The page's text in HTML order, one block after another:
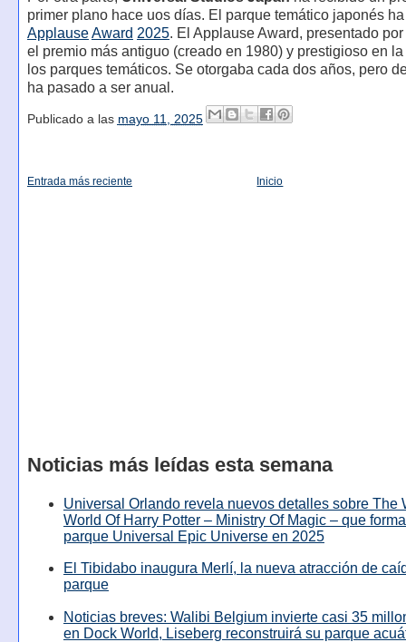
primer plano hace uos días. El parque temático japonés
ApplauseAward 2025. El Applause Award, presentado
el premio más antiguo (creado en 1980) y prestigioso en
los parques temáticos. Se otorgaba cada dos años, pero
ha pasado a ser anual.
Publicado a las mayo 11, 2025
Entrada más reciente Inicio
Noticias más leídas esta semana
Universal Orlando revela nuevos detalles sobre The
World Of Harry Potter – Ministry Of Magic – que
parque Universal Epic Universe en 2025
El Tibidabo inaugura Merlí, la nueva atracción de
parque
Noticias breves: Walibi Belgium invierte casi 35
en Dock World, Liseberg reconstruirá su parque